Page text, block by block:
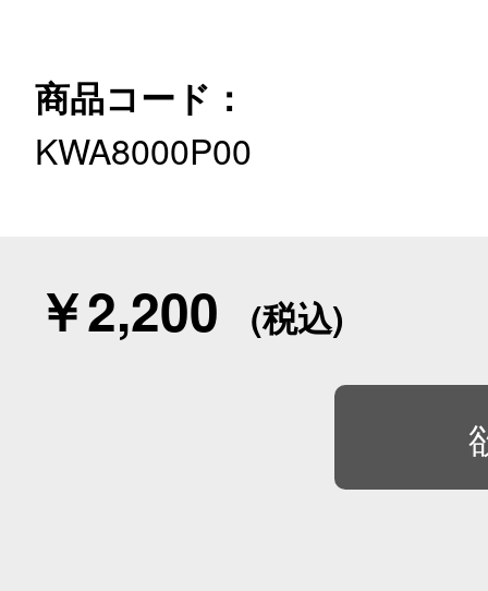
商品コード：
KWA8000P00
￥2,200